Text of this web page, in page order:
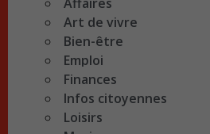
Art de vivre
Bien-être
Emploi
Finances
Infos citoyennes
Loisirs